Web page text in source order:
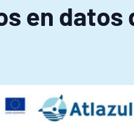
en datos